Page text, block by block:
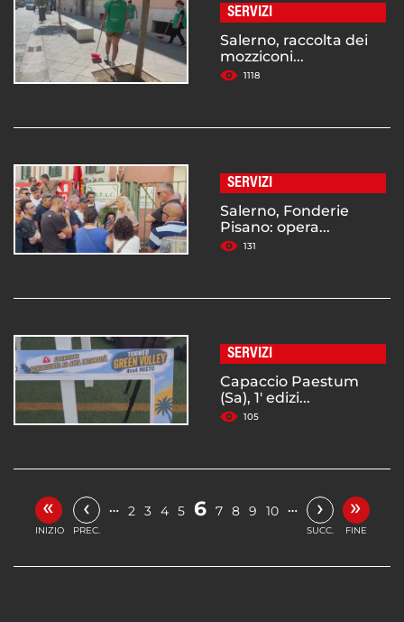
SERVIZI
Salerno, raccolta dei
mozziconi...
1118
SERVIZI
Salerno, Fonderie
Pisano: opera...
131
SERVIZI
Capaccio Paestum
(Sa), 1' edizi...
105
«
INIZIO
‹
PREC.
… 2 3 4 5 6 7 8 9 10 … ›
SUCC.
»
FINE